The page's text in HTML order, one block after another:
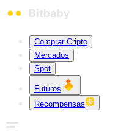
Comprar Cripto
Mercados
Spot
Futuros
Recompensas